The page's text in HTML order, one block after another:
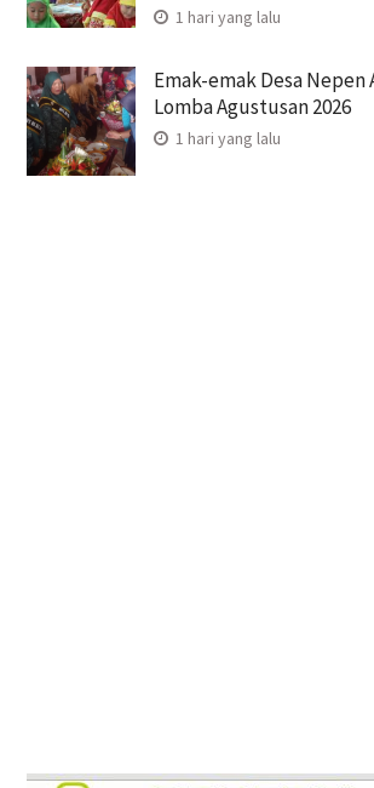
1 hari yang lalu
Emak-emak Desa
Lomba Agustusan 2026
1 hari yang lalu